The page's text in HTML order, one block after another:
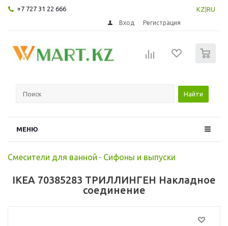
+7 727 31 22 666 KZ RU
Вход Регистрация
Найти
МЕНЮ
Смесители для ванной - Сифоны и выпуски
IKEA 70385283 ТРИЛЛИНГЕН Накладное
соединение